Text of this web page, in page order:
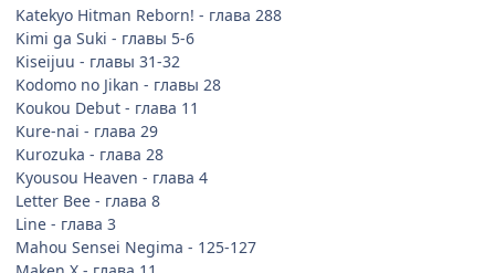
Katekyo Hitman Reborn! - глава 288
Kimi ga Suki - главы 5-6
Kiseijuu - главы 31-32
Kodomo no Jikan - главы 28
Koukou Debut - глава 11
Kure-nai - глава 29
Kurozuka - глава 28
Kyousou Heaven - глава 4
Letter Bee - глава 8
Line - глава 3
Mahou Sensei Negima - 125-127